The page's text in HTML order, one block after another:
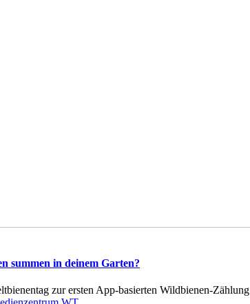
summen in deinem Garten?
zur ersten App-basierten Wildbienen-